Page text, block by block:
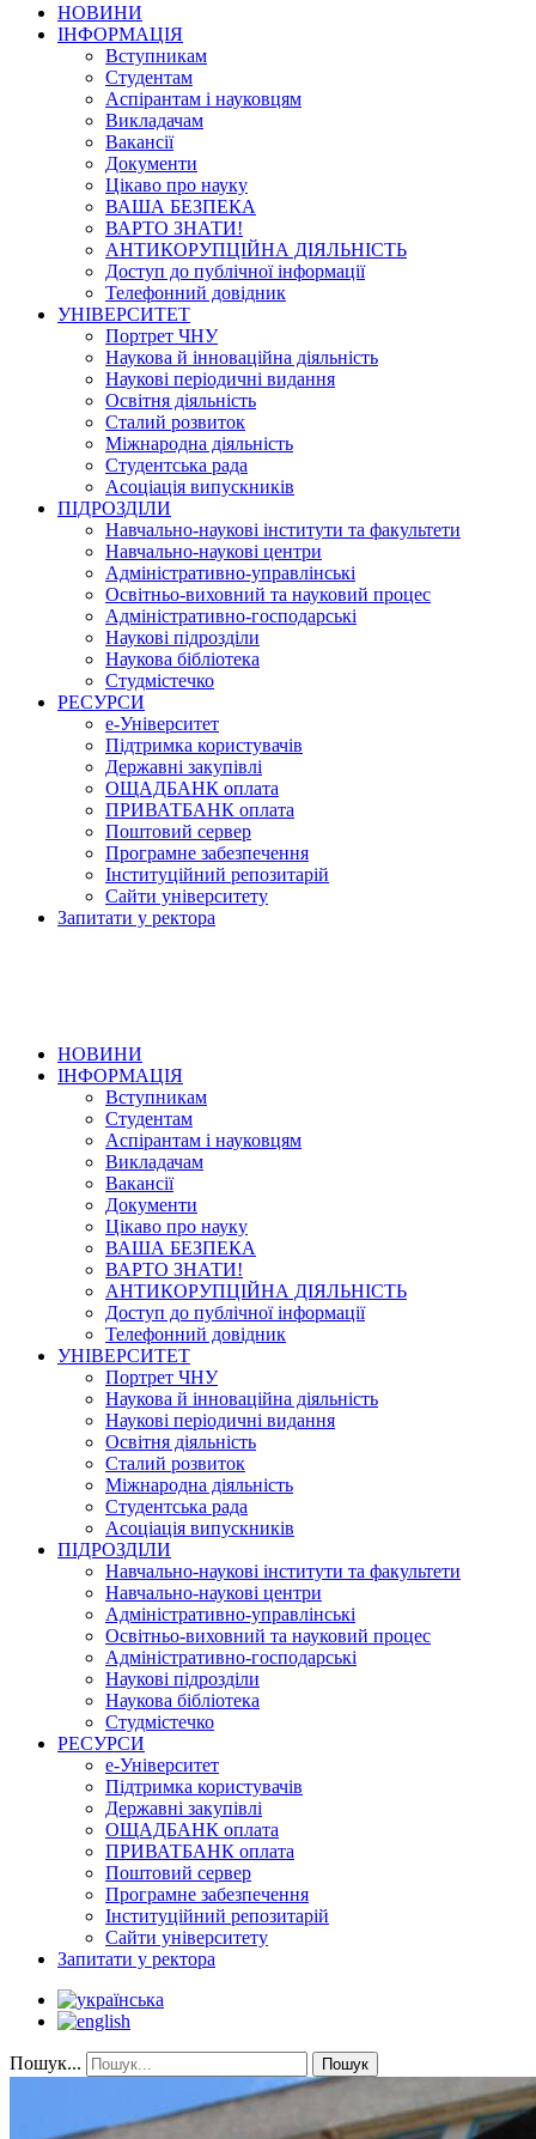
НОВИНИ
ІНФОРМАЦІЯ
Вступникам
Студентам
Аспірантам і науковцям
Викладачам
Вакансії
Документи
Цікаво про науку
ВАША БЕЗПЕКА
ВАРТО ЗНАТИ!
АНТИКОРУПЦІЙНА ДІЯЛЬНІСТЬ
Доступ до публічної інформації
Телефонний довідник
УНІВЕРСИТЕТ
Портрет ЧНУ
Наукова й інноваційна діяльність
Наукові періодичні видання
Освітня діяльність
Сталий розвиток
Міжнародна діяльність
Студентська рада
Асоціація випускників
ПІДРОЗДІЛИ
Навчально-наукові інститути та факультети
Навчально-наукові центри
Адміністративно-управлінські
Освітньо-виховний та науковий процес
Адміністративно-господарські
Наукові підрозділи
Наукова бібліотека
Студмістечко
РЕСУРСИ
е-Університет
Підтримка користувачів
Державні закупівлі
ОЩАДБАНК оплата
ПРИВАТБАНК оплата
Поштовий сервер
Програмне забезпечення
Інституційний репозитарій
Сайти університету
Запитати у ректора
НОВИНИ
ІНФОРМАЦІЯ
Вступникам
Студентам
Аспірантам і науковцям
Викладачам
Вакансії
Документи
Цікаво про науку
ВАША БЕЗПЕКА
ВАРТО ЗНАТИ!
АНТИКОРУПЦІЙНА ДІЯЛЬНІСТЬ
Доступ до публічної інформації
Телефонний довідник
УНІВЕРСИТЕТ
Портрет ЧНУ
Наукова й інноваційна діяльність
Наукові періодичні видання
Освітня діяльність
Сталий розвиток
Міжнародна діяльність
Студентська рада
Асоціація випускників
ПІДРОЗДІЛИ
Навчально-наукові інститути та факультети
Навчально-наукові центри
Адміністративно-управлінські
Освітньо-виховний та науковий процес
Адміністративно-господарські
Наукові підрозділи
Наукова бібліотека
Студмістечко
РЕСУРСИ
е-Університет
Підтримка користувачів
Державні закупівлі
ОЩАДБАНК оплата
ПРИВАТБАНК оплата
Поштовий сервер
Програмне забезпечення
Інституційний репозитарій
Сайти університету
Запитати у ректора
Пошук... Пошук